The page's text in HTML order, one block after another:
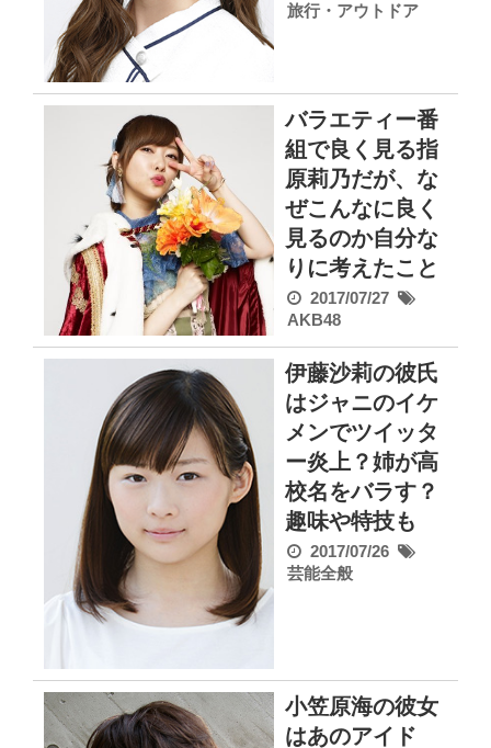
旅行・アウトドア
バラエティー番
組で良く見る指
原莉乃だが、な
ぜこんなに良く
見るのか自分な
りに考えたこと
2017/07/27
AKB48
伊藤沙莉の彼氏
はジャニのイケ
メンでツイッタ
ー炎上？姉が高
校名をバラす？
趣味や特技も
2017/07/26
芸能全般
小笠原海の彼女
はあのアイド